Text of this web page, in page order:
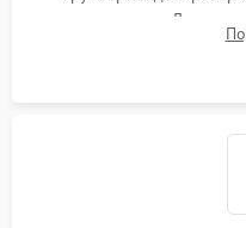
течеискателем.
продувка капиллярной